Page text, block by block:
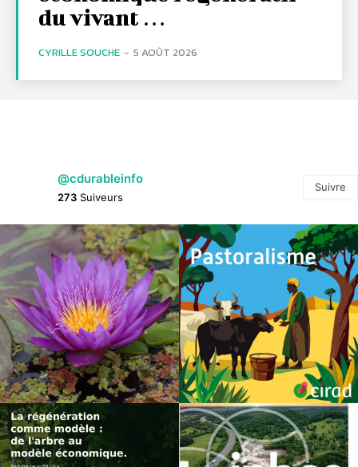
du vivant …
CYRILLE SOUCHE - 5 AOÛT 2026
@cdurableinfo
273 Suiveurs
Suivre